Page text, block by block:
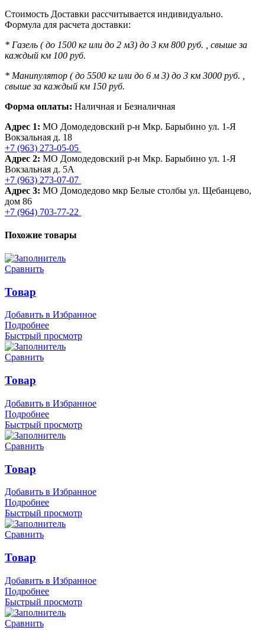
Стоимость Доставки рассчитывается индивидуально.
Формула для расчета доставки:
* Газель ( до 1500 кг или до 2 м3) до 3 км 800 руб. , свыше за
каждый км 100 руб.
* Манипулятор ( до 5500 кг или до 6 м 3) до 3 км 3000 руб. ,
свыше за каждый км 150 руб.
Форма оплаты: Наличная и Безналичная
Адрес 1: МО Домодедовский р-н Мкр. Барыбино ул. 1-Я
Вокзальная д. 18
+7 (963) 273-05-05
Адрес 2: МО Домодедовский р-н Мкр. Барыбино ул. 1-Я
Вокзальная д. 5А
+7 (963) 273-07-07
Адрес 3: МО Домодедово мкр Белые столбы ул. Щебанцево,
дом 86
+7 (964) 703-77-22
Похожие товары
Сравнить
Товар
Добавить в Избранное
Подробнее
Быстрый просмотр
Сравнить
Товар
Добавить в Избранное
Подробнее
Быстрый просмотр
Сравнить
Товар
Добавить в Избранное
Подробнее
Быстрый просмотр
Сравнить
Товар
Добавить в Избранное
Подробнее
Быстрый просмотр
Сравнить